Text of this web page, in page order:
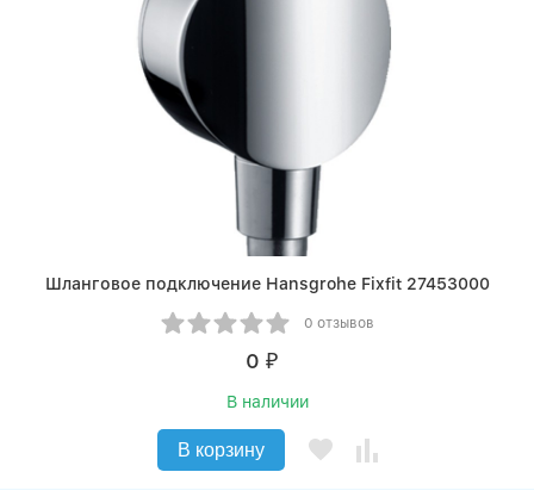
Шланговое подключение Hansgrohe Fixfit 27453000
0 отзывов
0 ₽
В наличии
В корзину